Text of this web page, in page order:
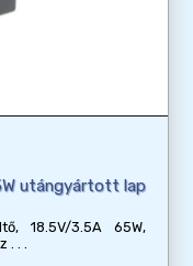
utángyártott lap
18.5V/3.5A 65W,